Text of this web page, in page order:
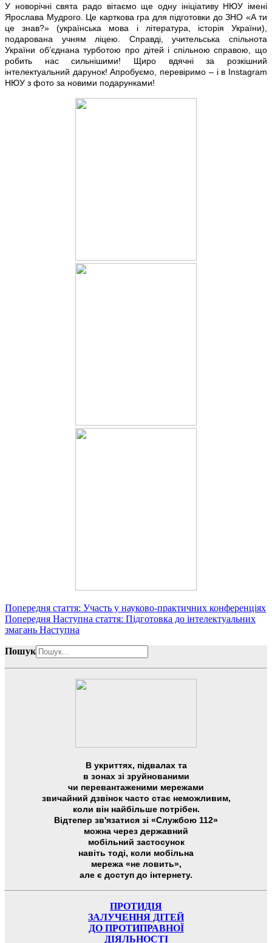
У новорічні свята радо вітаємо ще одну ініціативу НЮУ імені
Ярослава Мудрого. Це карткова гра для підготовки до ЗНО «А ти
це знав?» (українська мова і література, історія України),
подарована учням ліцею. Справді, учительська спільнота
України об’єднана турботою про дітей і спільною справою, що
робить нас сильнішими! Щиро вдячні за розкішний
інтелектуальний дарунок! Апробуємо, перевіримо – і в Instagram
НЮУ з фото за новими подарунками!
Попередня стаття: Участь у науково-практичних конференціях
Попередня Наступна стаття: Підготовка до інтелектуальних
змагань Наступна
Пошук
В укриттях, підвалах та
в зонах зі зруйнованими
чи перевантаженими мережами
звичайний дзвінок часто стає неможливим,
коли він найбільше потрібен.
Відтепер зв'язатися зі «Службою 112»
можна через державний
мобільний застосунок
навіть тоді, коли мобільна
мережа «не ловить»,
але є доступ до інтернету.
ПРОТИДІЯ
ЗАЛУЧЕННЯ ДІТЕЙ
ДО ПРОТИПРАВНОЇ
ДІЯЛЬНОСТІ